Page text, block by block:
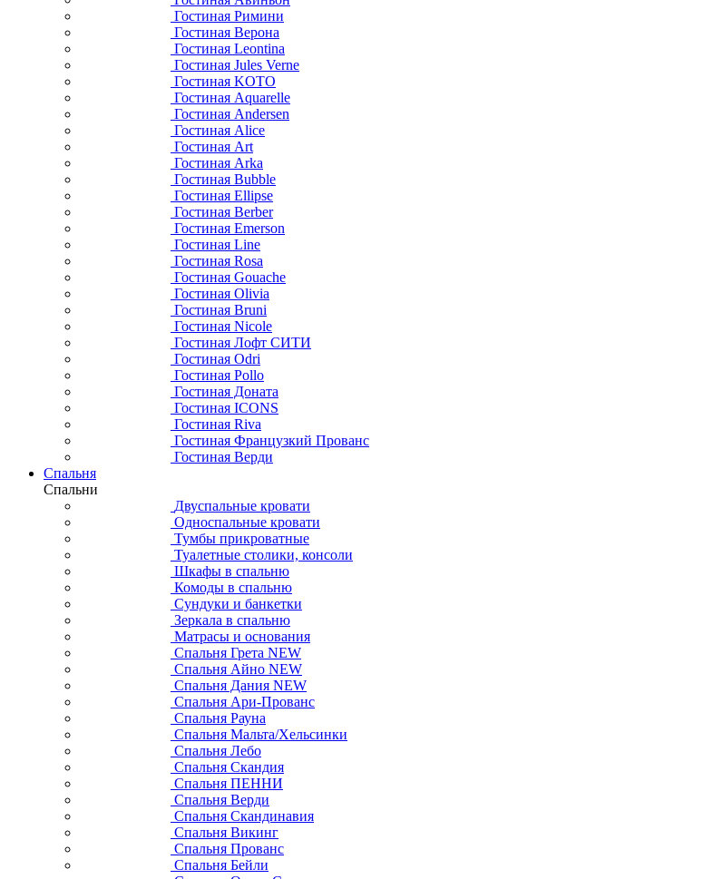
Гостиная Римини
Гостиная Верона
Гостиная Leontina
Гостиная Jules Verne
Гостиная KOTO
Гостиная Aquarelle
Гостиная Andersen
Гостиная Alice
Гостиная Art
Гостиная Arka
Гостиная Bubble
Гостиная Ellipse
Гостиная Berber
Гостиная Emerson
Гостиная Line
Гостиная Rosa
Гостиная Gouache
Гостиная Olivia
Гостиная Bruni
Гостиная Nicole
Гостиная Лофт СИТИ
Гостиная Odri
Гостиная Pollo
Гостиная Доната
Гостиная ICONS
Гостиная Riva
Гостиная Французкий Прованс
Гостиная Верди
Спальня
Спальни
Двуспальные кровати
Односпальные кровати
Тумбы прикроватные
Туалетные столики, консоли
Шкафы в спальню
Комоды в спальню
Сундуки и банкетки
Зеркала в спальню
Матрасы и основания
Спальня Грета NEW
Спальня Айно NEW
Спальня Дания NEW
Спальня Ари-Прованс
Спальня Рауна
Спальня Мальта/Хельсинки
Спальня Лебо
Спальня Скандия
Спальня ПЕННИ
Спальня Верди
Спальня Скандинавия
Спальня Викинг
Спальня Прованс
Спальня Бейли